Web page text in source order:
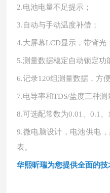
2.电池电量不足提示；
3.自动与手动温度补偿；
4.大屏幕LCD显示，带背光
5.测量数据稳定自动锁定功
6.记录120组测量数据，方
7.电导率和TDS/盐度三种测
8.可选配常数为0.01、0.1、
9.微电脑设计，电池供电
表。
华熙昕瑞为您提供全面的